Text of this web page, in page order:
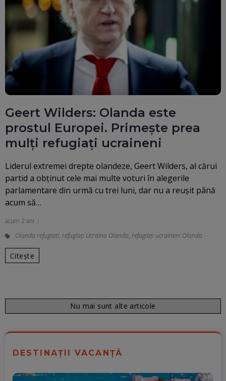
Geert Wilders: Olanda este
prostul Europei. Primește prea
mulți refugiați ucraineni
Liderul extremei drepte olandeze, Geert Wilders, al cărui
partid a obţinut cele mai multe voturi în alegerile
parlamentare din urmă cu trei luni, dar nu a reuşit până
acum să…
acum 2 ani
Olanda refugiați, refugiați Ucraina Olanda, refugiați ucraineni Olanda
Citește
Nu mai sunt alte articole
DESTINAȚII VACANȚĂ